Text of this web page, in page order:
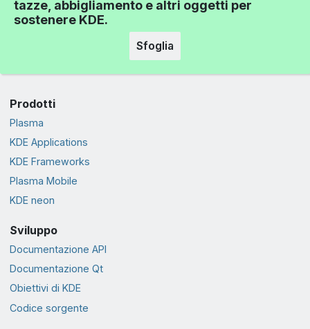
tazze, abbigliamento e altri oggetti per
sostenere KDE.
Sfoglia
Prodotti
Plasma
KDE Applications
KDE Frameworks
Plasma Mobile
KDE neon
Sviluppo
Documentazione API
Documentazione Qt
Obiettivi di KDE
Codice sorgente